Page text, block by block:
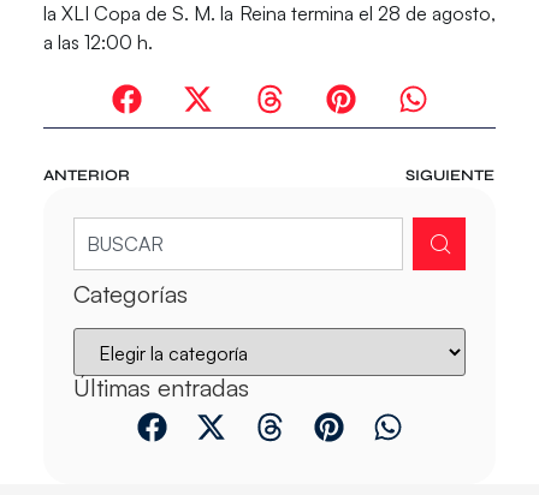
la XLI Copa de S. M. la Reina termina el 28 de agosto,
a las 12:00 h.
ANTERIOR SIGUIENTE
Categorías
Últimas entradas